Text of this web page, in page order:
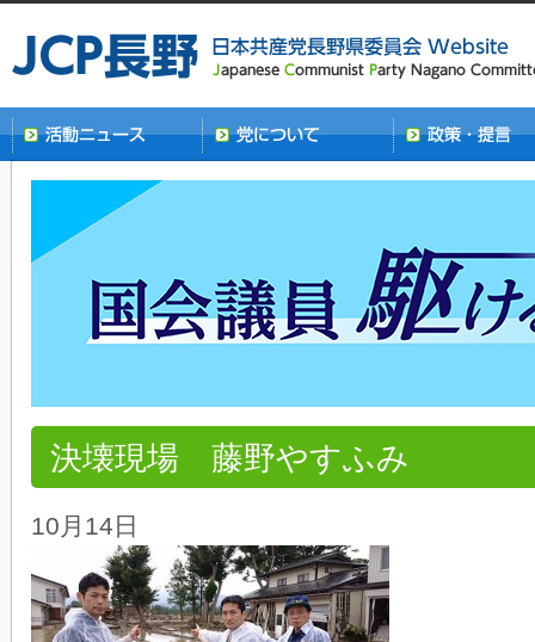
決壊現場 藤野やすふみ
10月14日